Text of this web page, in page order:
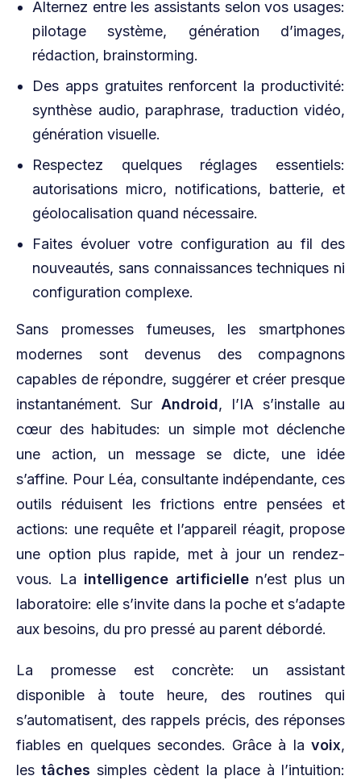
Alternez entre les assistants selon vos usages:
pilotage système, génération d’images,
rédaction, brainstorming.
Des apps gratuites renforcent la productivité:
synthèse audio, paraphrase, traduction vidéo,
génération visuelle.
Respectez quelques réglages essentiels:
autorisations micro, notifications, batterie, et
géolocalisation quand nécessaire.
Faites évoluer votre configuration au fil des
nouveautés, sans connaissances techniques ni
configuration complexe.
Sans promesses fumeuses, les smartphones
modernes sont devenus des compagnons
capables de répondre, suggérer et créer presque
instantanément. SurAndroid, l’IA s’installe au
cœur des habitudes: un simple mot déclenche
une action, un message se dicte, une idée
s’affine. Pour Léa, consultante indépendante, ces
outils réduisent les frictions entre pensées et
actions: une requête et l’appareil réagit, propose
une option plus rapide, met à jour un rendez-
vous. La intelligence artificiellen’est plus un
laboratoire: elle s’invite dans la poche et s’adapte
aux besoins, du pro pressé au parent débordé.
La promesse est concrète: un assistant
disponible à toute heure, des routines qui
s’automatisent, des rappels précis, des réponses
fiables en quelques secondes. Grâce à la voix,
lestâches simples cèdent la place à l’intuition: